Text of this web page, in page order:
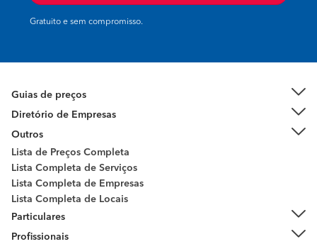
Gratuito e sem compromisso.
Guias de preços
Diretório de Empresas
Outros
Lista de Preços Completa
Lista Completa de Serviços
Lista Completa de Empresas
Lista Completa de Locais
Particulares
Profissionais